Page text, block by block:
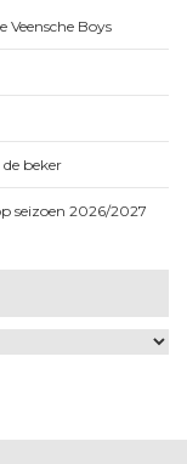
Boys
beker
seizoen 2026/2027